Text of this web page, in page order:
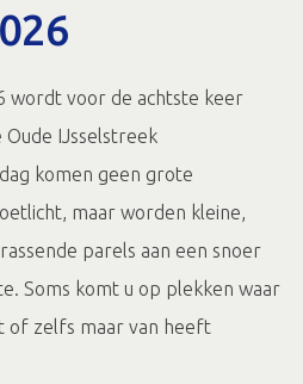
wordt voor de achtste keer
IJsselstreek
komen geen grote
maar worden kleine,
parels aan een snoer
Soms komt u op plekken waar
of zelfs maar van heeft